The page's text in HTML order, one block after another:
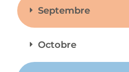
Septembre
Octobre